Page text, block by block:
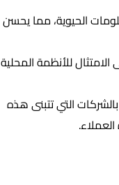
الحيوية، مما يحسن
للأنظمة المحلية
التي تتبنى هذه